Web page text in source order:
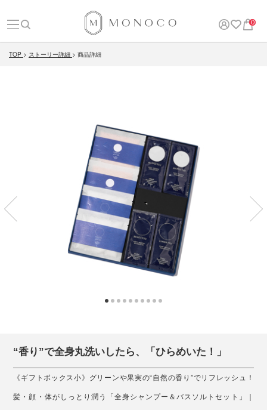
0
TOP ストーリー詳細 商品詳細
“香り”で全身丸洗いしたら、「ひらめいた！」
《ギフトボックス小》グリーンや果実の“自然の香り”でリフレッシュ！
髪・顔・体がしっとり潤う「全身シャンプー＆バスソルトセット」｜